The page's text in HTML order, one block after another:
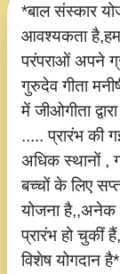
*बाल संस्कार
आवश्यकता
परंपराओं अपने
गुरुदेव गीता
में जीओगीता
..... प्रारंभ की
अधिक स्थानों ,
बच्चों के लिए
योजना है,,अनेक
प्रारंभ हो चुकीं
विशेष योगदान